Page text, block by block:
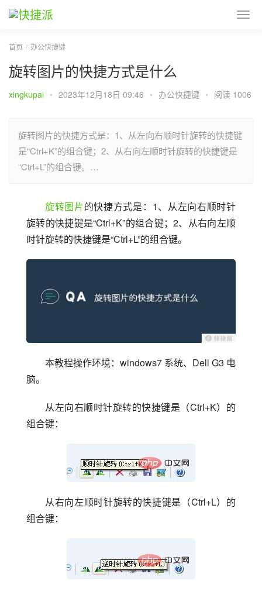
首页 办公快捷键
旋转图片的快捷方式是什么
xingkupai • 2023年12月18日 09:46 • 办公快捷键 • 阅读 1006
旋转图片的快捷方式是：1、从左向右顺时针旋转的快捷键
是“Ctrl+K”的组合键；2、从右向左顺时针旋转的快捷键是
“Ctrl+L”的组合键。…
旋转图片的快捷方式是：1、从左向右顺时针
旋转的快捷键是“Ctrl+K”的组合键；2、从右向左顺
时针旋转的快捷键是“Ctrl+L”的组合键。
本教程操作环境：windows7 系统、Dell G3 电
脑。
从左向右顺时针旋转的快捷键是（Ctrl+K）的
组合键：
从右向左顺时针旋转的快捷键是（Ctrl+L）的
组合键：